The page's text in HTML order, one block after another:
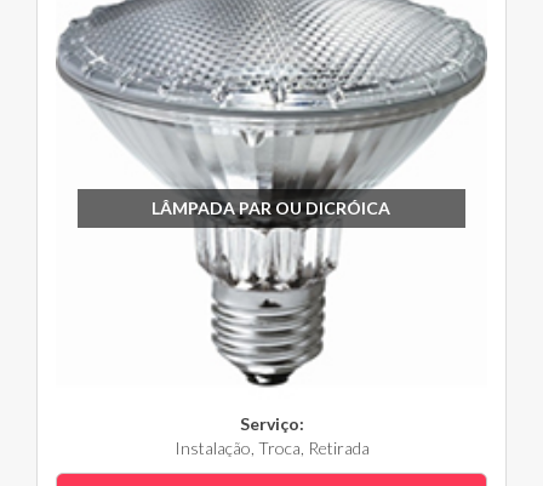
LÂMPADA PAR OU DICRÓICA
Serviço:
Instalação, Troca, Retirada